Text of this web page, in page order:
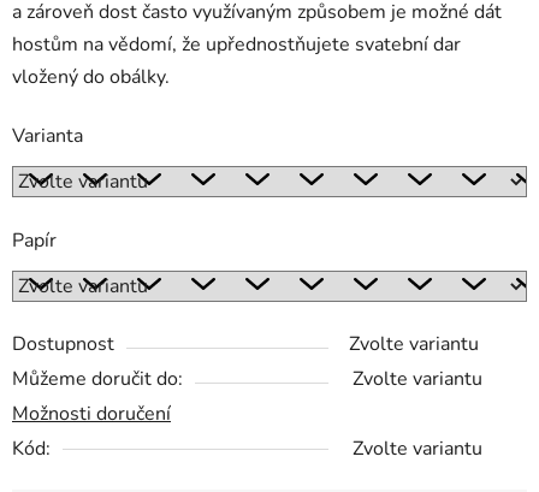
a zároveň dost často využívaným způsobem je možné dát
hostům na vědomí, že upřednostňujete svatební dar
vložený do obálky.
Varianta
Papír
Dostupnost
Zvolte variantu
Můžeme doručit do:
Zvolte variantu
Možnosti doručení
Kód:
Zvolte variantu